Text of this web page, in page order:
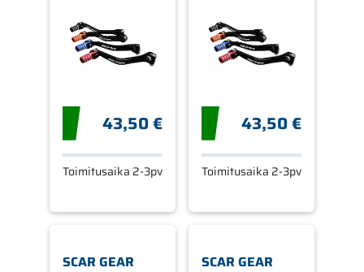
43,50 €
Toimitusaika 2-3pv
43,50 €
Toimitusaika 2-3pv
SCAR GEAR
SCAR GEAR